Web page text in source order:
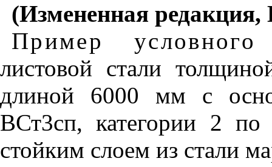
(Измененная
Пример условного
листовой стали
длиной 6000 мм с
ВСт3сп, категории 2
стойким слоем из стали